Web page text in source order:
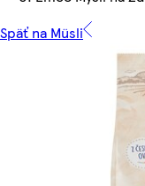
Späť na Müsli